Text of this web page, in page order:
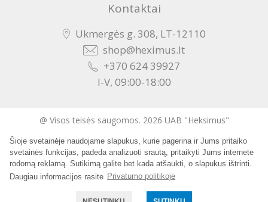
Šioje svetainėje naudojame slapukus, kurie pagerina ir Jums pritaiko
svetainės funkcijas, padeda analizuoti srautą, pritaikyti Jums internete
rodomą reklamą. Sutikimą galite bet kada atšaukti, o slapukus ištrinti.
Daugiau informacijos rasite Privatumo politikoje
Kontaktai
Ukmergės g. 308, LT-12110
shop@heximus.lt
+370 624 39927
I-V, 09:00-18:00
@ Visos teisės saugomos. 2026 UAB "Heksimus"
Sukurta: